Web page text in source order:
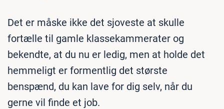
Det er måske ikke det sjoveste at skulle
fortælle til gamle klassekammerater og
bekendte, at du nu er ledig, men at holde det
hemmeligt er formentlig det største
benspænd, du kan lave for dig selv, når du
gerne vil finde et job.